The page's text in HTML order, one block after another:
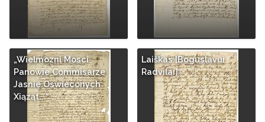
„Wielmozni Mosci
Panowie Commisarze
Jasnie Oswieconych
Xiąząt...“ …
Laiškas [Boguslavui
Radvilai]